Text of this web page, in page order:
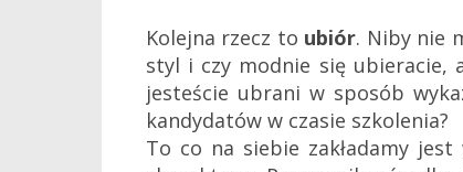
Kolejna rzecz to ubiór. Niby nie
styl i czy modnie się ubieracie,
jesteście ubrani w sposób
kandydatów w czasie szkolenia?
To co na siebie zakładamy